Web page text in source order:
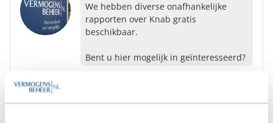
We hebben diverse onafhankelijke
rapporten over Knab gratis
beschikbaar.
Bent u hier mogelijk in geïnteresseerd?